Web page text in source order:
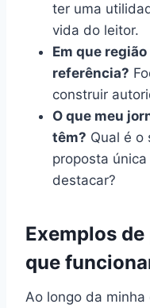
ter uma
vida do leitor.
Em que
referência?
construir
O que meu
têm? Qual é o
proposta
destacar?
Exemplos
que
Ao longo da